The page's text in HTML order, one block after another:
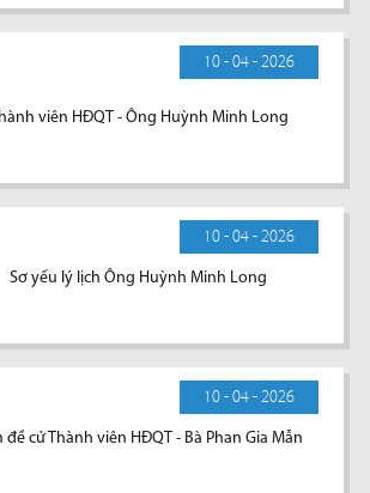
10 - 04 - 2026
viên HĐQT - Ông Huỳnh Minh Long
10 - 04 - 2026
Sơ yếu lý lịch Ông Huỳnh Minh Long
10 - 04 - 2026
đề cử Thành viên HĐQT - Bà Phan Gia Mẫn